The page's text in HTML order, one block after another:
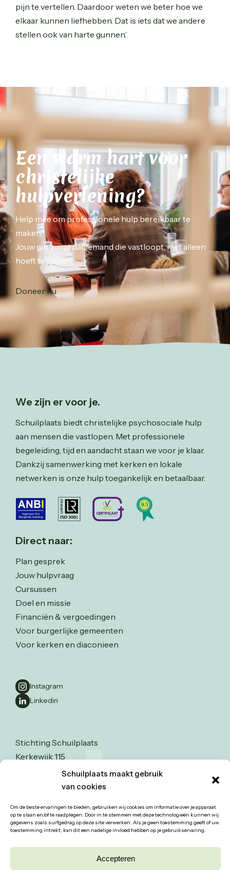
Schuilplaats maakt gebruik
van cookies
Om de beste ervaringen te bieden, gebruiken wij cookies om informatie over je apparaat
op te slaan en/of te raadplegen. Door in te stemmen met deze technologieën kunnen wij
gegevens zoals surfgedrag op deze site verwerken. Als je geen toestemming geeft of uw
toestemming intrekt, kan dit een nadelige invloed hebben op je gebruikservaring.
Accepteren
pijn te vertellen. Daardoor weten we beter hoe we
elkaar kunnen liefhebben. Dat is iets dat we andere
stellen ook van harte gunnen.’
Een warm hart voor
christelijke
hulpverlening?
Help mee om professionele hulp bereikbaar te
maken.
Jouw gift zorgt dat iemand die vastloopt, niet alleen
hoeft te blijven.
Doneer nu
We zijn er voor je.
Schuilplaats biedt christelijke psychosociale hulp
aan mensen die vastlopen. Met professionele
begeleiding, tijd en aandacht staan we voor je klaar.
Dankzij samenwerking met kerken en lokale
netwerken is onze hulp toegankelijk en betaalbaar.
Direct naar:
Plan gesprek
Jouw hulpvraag
Cursussen
Doel en missie
Financiën & vergoedingen
Voor burgerlijke gemeenten
Voor kerken en diaconieen
Instagram
Linkedin
Stichting Schuilplaats
Kerkewijk 115
3904 JA Veenendaal
0318-526123